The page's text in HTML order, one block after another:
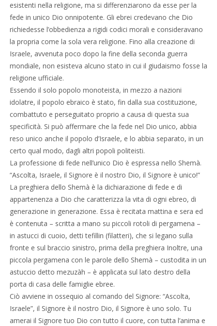
esistenti nella religione, ma si differenziarono da esse per la
fede in unico Dio onnipotente. Gli ebrei credevano che Dio
richiedesse l’obbedienza a rigidi codici morali e consideravano
la propria come la sola vera religione. Fino alla creazione di
Israele, avvenuta poco dopo la fine della seconda guerra
mondiale, non esisteva alcuno stato in cui il giudaismo fosse la
religione ufficiale.
Essendo il solo popolo monoteista, in mezzo a nazioni
idolatre, il popolo ebraico è stato, fin dalla sua costituzione,
combattuto e perseguitato proprio a causa di questa sua
specificità. Si può affermare che la fede nel Dio unico, abbia
reso unico anche il popolo d’Israele, e lo abbia separato, in un
certo qual modo, dagli altri popoli politeisti.
La professione di fede nell’unico Dio è espressa nello Shemà.
“Ascolta, Israele, il Signore è il nostro Dio, il Signore è unico!”
La preghiera dello Shemà è la dichiarazione di fede e di
appartenenza a Dio che caratterizza la vita di ogni ebreo, di
generazione in generazione. Essa è recitata mattina e sera ed
è contenuta – scritta a mano su piccoli rotoli di pergamena –
in astucci di cuoio, detti tefillin (filatteri), che si legano sulla
fronte e sul braccio sinistro, prima della preghiera Inoltre, una
piccola pergamena con le parole dello Shemà – custodita in un
astuccio detto mezuzàh – è applicata sul lato destro della
porta di casa delle famiglie ebree.
Ciò avviene in ossequio al comando del Signore: “Ascolta,
Israele”, il Signore è il nostro Dio, il Signore è uno solo. Tu
amerai il Signore tuo Dio con tutto il cuore, con tutta l’anima e